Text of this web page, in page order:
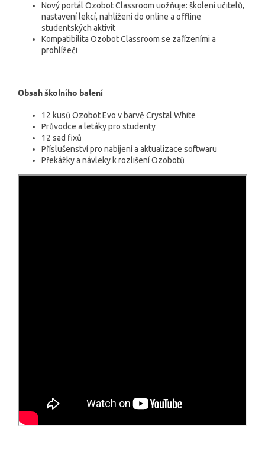
Nový portál Ozobot Classroom uožňuje: školení učitelů,
nastavení lekcí, nahlížení do online a offline
studentských aktivit
Kompatibilita Ozobot Classroom se zařízeními a
prohlížeči
Obsah školního balení
12 kusů Ozobot Evo v barvě Crystal White
Průvodce a letáky pro studenty
12 sad fixů
Příslušenství pro nabíjení a aktualizace softwaru
Překážky a návleky k rozlišení Ozobotů